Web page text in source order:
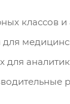
классов
для